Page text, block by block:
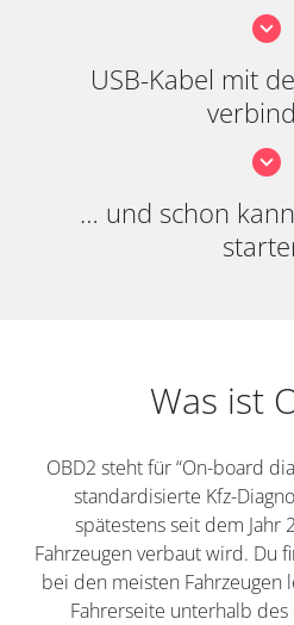
USB-Kabel mit
… und schon
Was ist
OBD2 steht für “On-board
standardisierte Kfz-
spätestens seit dem Jahr
Fahrzeugen verbaut wird. Du
bei den meisten Fahrzeugen
Fahrerseite unterhalb